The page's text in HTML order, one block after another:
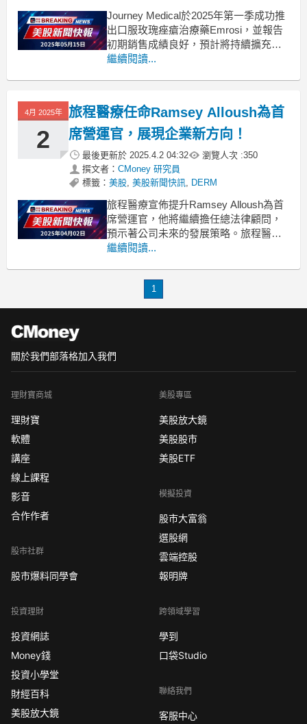
Journey Medical於2025年第一季成功推
出口服玫瑰痤瘡治療藥Emrosi，並報告
初期銷售成績良好，預計將持續擴充套
件市場接入。Journey Medical
出其新產品Emrosi，這被視為公司的一
個
繼續閱讀...
4月 2025年
2
旅程醫療任命Ramsey Alloush為首
席營運官，展現企業新方向！
最後更新於 2025.4.2 04:32 瀏覽人次 :350
撰文者： CMoney 研究員
標籤： 美股, 美股新聞快訊, DERM
旅程醫療宣佈提升Ramsey Alloush為首
席營運官，他將繼續擔任總法律顧問，
預示著公司未來的發展策略。旅程醫療
（NASDAQ: DERM）於週二宣佈，將
注。自2020年以來Alloush一直在公司內
繼續閱讀...
1
關於我們部落格加入我們
理財寶商城
理財寶
軟體
講座
線上課程
影音
合作作者
股市社群
股市爆料同學會
投資理財
投資網誌
Money錢
投資小學堂
財經百科
美股放大鏡
美股專區
美股放大鏡
美股股市
美股ETF
模擬投資
股市大富翁
選股網
雲端控股
報明牌
跨領域學習
學到
口袋Studio
聯絡我們
客服中心